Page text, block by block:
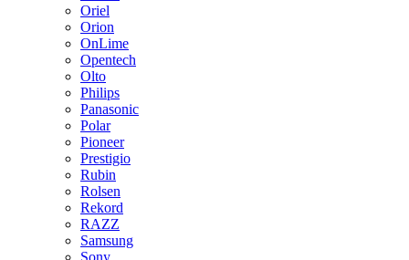
Oriel
Orion
OnLime
Opentech
Olto
Philips
Panasonic
Polar
Pioneer
Prestigio
Rubin
Rolsen
Rekord
RAZZ
Samsung
Sony